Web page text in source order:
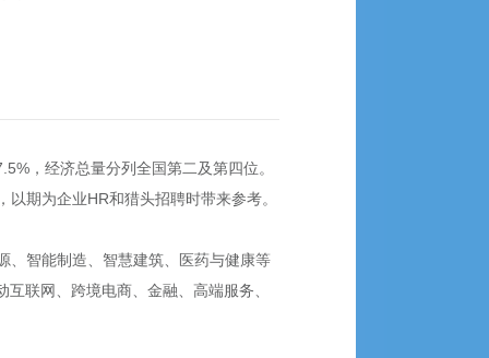
，经济总量分列全国第二及第四位。
期为企业HR和猎头招聘时带来参考。
、智能制造、智慧建筑、医药与健康等
联网、跨境电商、金融、高端服务、